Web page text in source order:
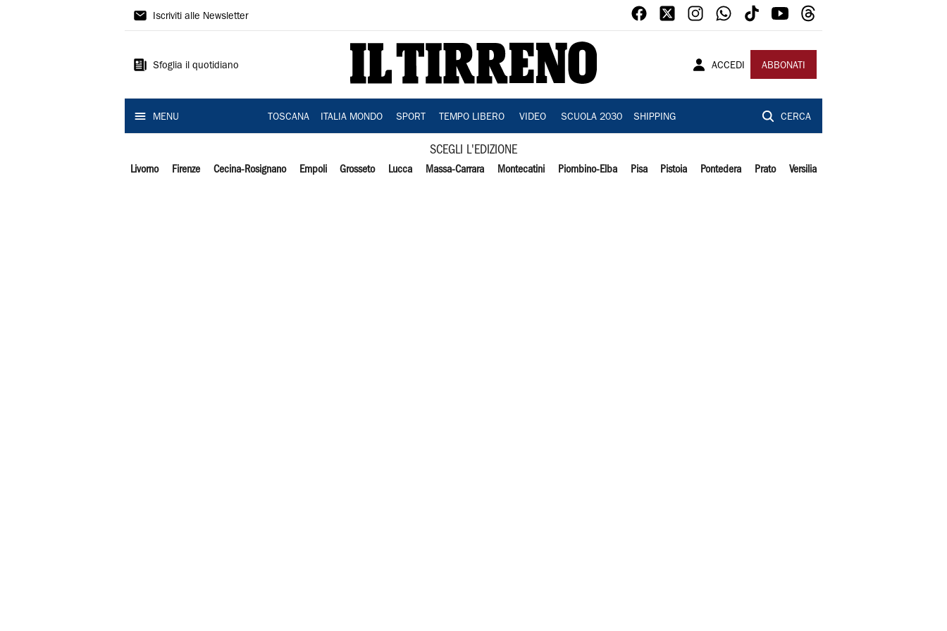
Il
Iscriviti alle Newsletter
Sfoglia il quotidiano ACCEDI ABBONATI
MENU TOSCANA ITALIA MONDO SPORT TEMPO LIBERO VIDEO SCUOLA 2030 SHIPPING CERCA
SCEGLI L'EDIZIONE
Livorno Firenze Cecina-Rosignano Empoli Grosseto Lucca Massa-Carrara Montecatini Piombino-Elba Pisa Pistoia Pontedera Prato Versilia